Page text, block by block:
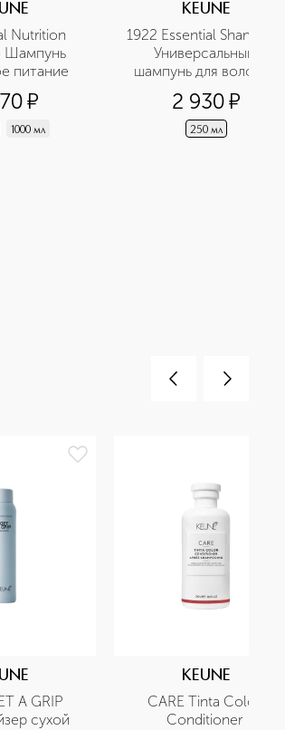
Nutrition
Шампунь
питание
¤
1000 мл
KEUNE
1922 Essential Shampoo
Универсальный
шампунь для волос и
тела
2 930¤
250 мл
A GRIP
KEUNE
CARE Tinta Color
Conditioner